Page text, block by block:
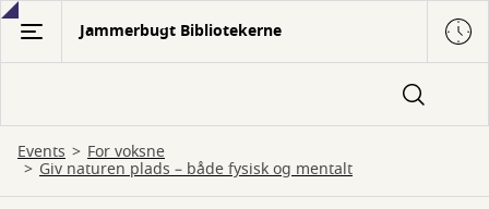
Gå
hovedindhold
Jammerbugt Bibliotekerne
Events For voksne
Giv naturen plads – både fysisk og mentalt